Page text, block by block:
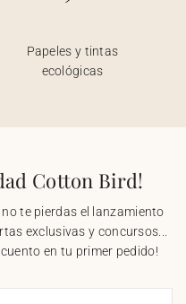
Papeles y tintas
ecológicas
Cotton Bird!
te pierdas el lanzamiento
exclusivas y concursos...
en tu primer pedido!